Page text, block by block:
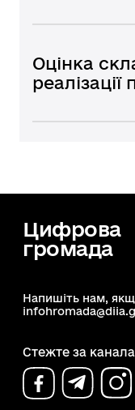
Оцінка
реалізації
Цифрова
громада
Напишіть нам,
Стежте за